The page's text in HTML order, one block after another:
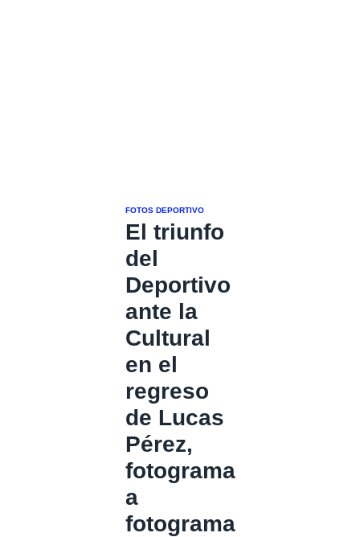
FOTOS DEPORTIVO
El triunfo
del
Deportivo
ante la
Cultural
en el
regreso
de Lucas
Pérez,
fotograma
a
fotograma